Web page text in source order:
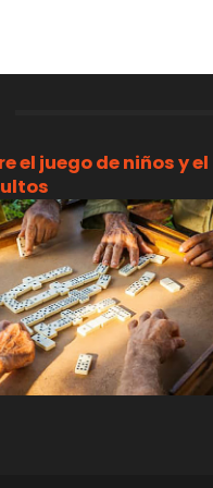
el juego de niños y el